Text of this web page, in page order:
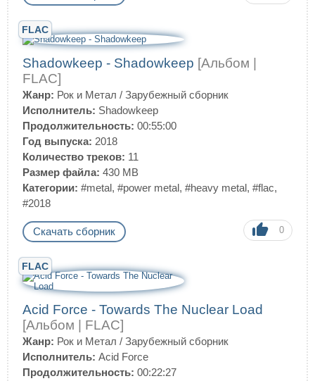
FLAC
Shadowkeep - Shadowkeep [Альбом |
FLAC]
Жанр: Рок и Метал / Зарубежный сборник
Исполнитель: Shadowkeep
Продолжительность: 00:55:00
Год выпуска: 2018
Количество треков: 11
Размер файла: 430 MB
Категории: #metal, #power metal, #heavy metal, #flac,
#2018
Скачать сборник 0
FLAC
Acid Force - Towards The Nuclear Load
[Альбом | FLAC]
Жанр: Рок и Метал / Зарубежный сборник
Исполнитель: Acid Force
Продолжительность: 00:22:27